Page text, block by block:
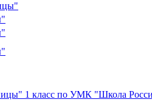
1 класс по УМК "Школа